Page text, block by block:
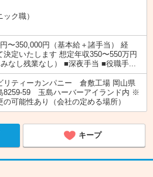
ク職）
〜350,000円（基本給＋諸手当） 経
決定いたします 想定年収350〜550万円
なし残業なし） ■深夜手当 ■役職手...
リティーカンパニー 倉敷工場 岡山県
8259‐59 玉島ハーバーアイランド内 ※
可能性あり（会社の定める場所）
キープ